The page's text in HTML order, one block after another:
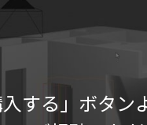
する」ボタン